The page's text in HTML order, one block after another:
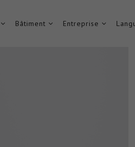
Bâtiment Entreprise
ET